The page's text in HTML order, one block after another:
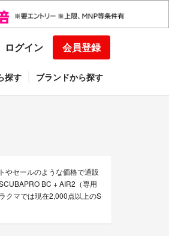
ログイン 会員登録
探す ブランドから探す
やセールのような価格で通販
BC + AIR2（専用
クマでは現在2,000点以上のS